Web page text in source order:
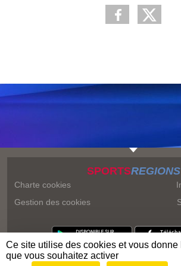
SPORTSREGIONS
Charte cookies
Gestion des cookies
Ce site utilise des cookies et vous
que vous souhaitez activer